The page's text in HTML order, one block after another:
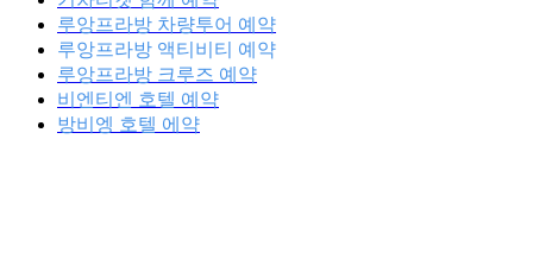
루앙프라방 차량투어 예약
루앙프라방 액티비티 예약
루앙프라방 크루즈 예약
비엔티엔 호텔 예약
방비엥 호텔 에약